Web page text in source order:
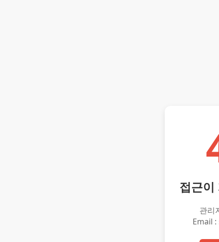
접근이
관리
Email